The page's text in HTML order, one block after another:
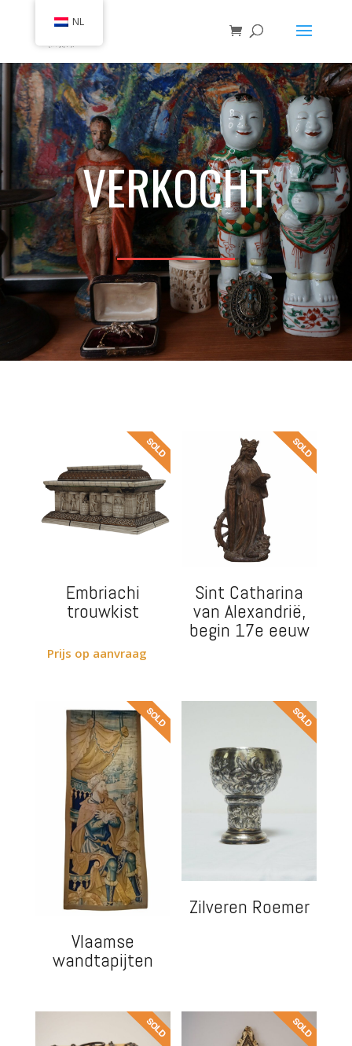
VERKOCHT
Embriachi
trouwkist
Prijs op aanvraag
Sint Catharina
van Alexandrië,
begin 17e eeuw
Vlaamse
wandtapijten
Zilveren Roemer
NL